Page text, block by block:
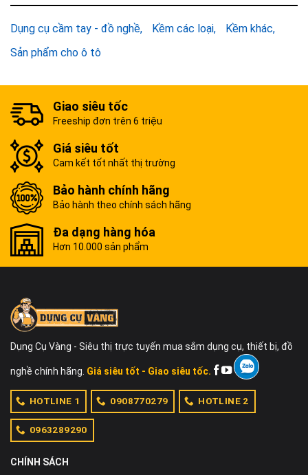
Dụng cụ cầm tay - đồ nghề Kềm các loại
Kềm khác
Sản phẩm cho ô tô
Giao siêu tốc
Freeship đơn trên 6 triệu
Giá siêu tốt
Cam kết tốt nhất thị trường
Bảo hành chính hãng
Bảo hành theo chính sách hãng
Đa dạng hàng hóa
Hơn 10.000 sản phẩm
Dụng Cụ Vàng - Siêu thị trực tuyến mua sắm dụng cụ, thiết bị, đồ
nghề chính hãng. Giá siêu tốt - Giao siêu tốc.
HOTLINE 1 0908770279 HOTLINE 2
0963289290
CHÍNH SÁCH